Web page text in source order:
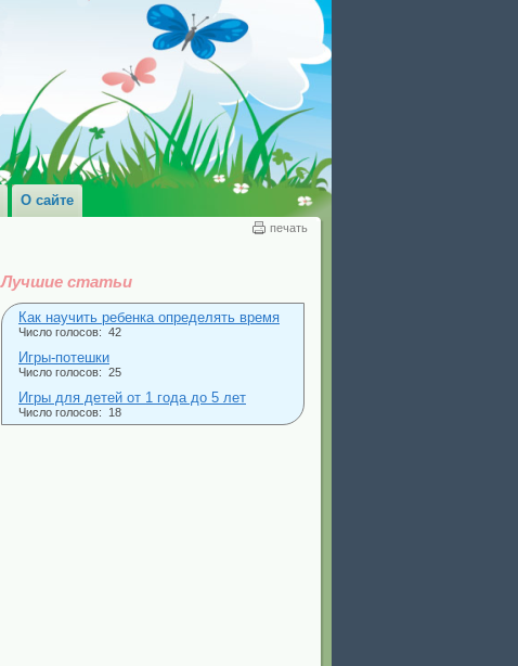
О сайте
печать
Лучшие статьи
Как научить ребенка определять время
Число голосов: 42
Игры-потешки
Число голосов: 25
Игры для детей от 1 года до 5 лет
Число голосов: 18